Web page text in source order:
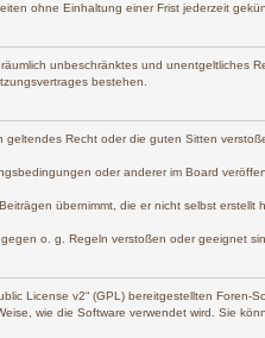
ohne Einhaltung einer Frist jederzeit
unbeschränktes und unentgeltliches
bestehen.
Recht oder die guten Sitten
oder anderer im Board
übernimmt, die er nicht selbst
o. g. Regeln verstoßen oder geeignet
License v2“ (GPL) bereitgestellten Foren-
wie die Software verwendet wird. Sie